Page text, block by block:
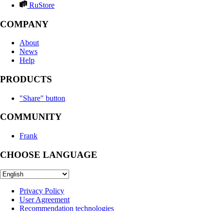
RuStore
COMPANY
About
News
Help
PRODUCTS
"Share" button
COMMUNITY
Frank
CHOOSE LANGUAGE
Privacy Policy
User Agreement
Recommendation technologies